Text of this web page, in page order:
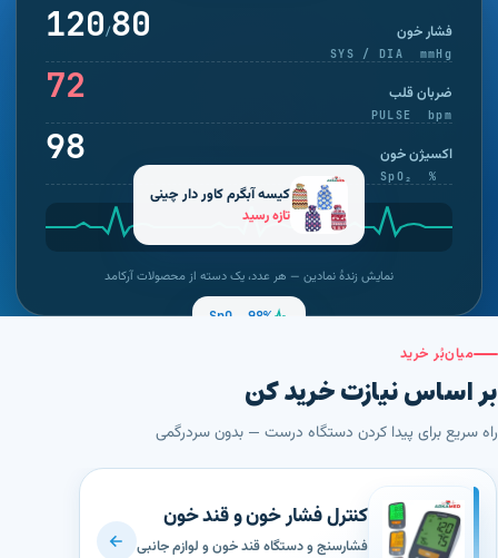
فشار خون
SYS / DIA mmHg
118/82
ضربان قلب
PULSE bpm
74
اکسیژن خون
SpO₂ %
99
نمایش زندهٔ نمادین — هر عدد، یک دسته از محصولات آرکامد
کیسه آبگرم کاور دار چینی
تازه رسید
SpO₂ 98%
میان‌بُر خرید
بر اساس نیازت خرید کن
راه سریع برای پیدا کردن دستگاه درست — بدون سردرگمی
کنترل فشار خون و قند خون
فشارسنج و دستگاه قند خون و لوازم جانبی